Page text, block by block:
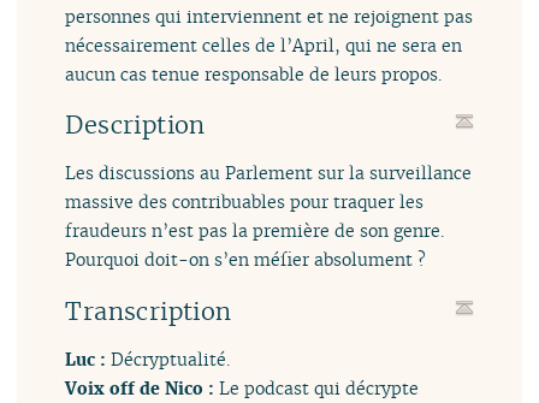
personnes qui interviennent et ne rejoignent pas
nécessairement celles de l’April, qui ne sera en
aucun cas tenue responsable de leurs propos.
Description
Les discussions au Parlement sur la surveillance
massive des contribuables pour traquer les
fraudeurs n’est pas la première de son genre.
Pourquoi doit-on s’en méfier absolument ?
Transcription
Luc :Décryptualité.
Voix off de Nico :Le podcast qui décrypte